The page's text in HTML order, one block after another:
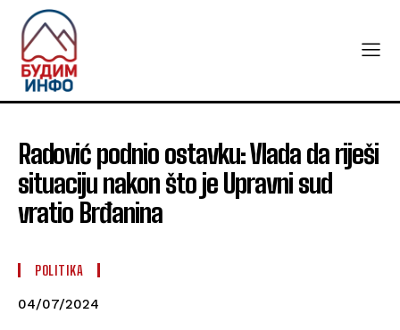
Radović podnio ostavku: Vlada da riješi
situaciju nakon što je Upravni sud
vratio Brđanina
POLITIKA
04/07/2024